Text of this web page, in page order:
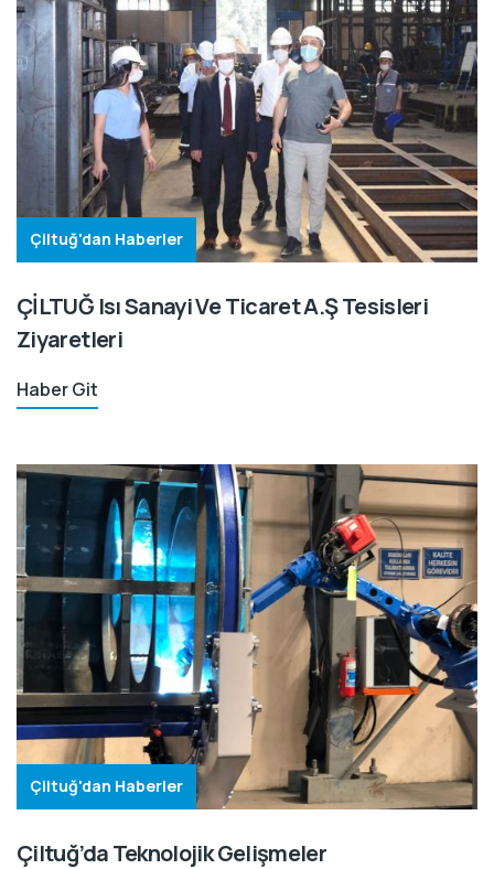
Çiltuğ'dan Haberler
ÇİLTUĞ Isı Sanayi Ve Ticaret A.Ş Tesisleri
Ziyaretleri
Haber Git
Çiltuğ'dan Haberler
Çiltuğ’da Teknolojik Gelişmeler